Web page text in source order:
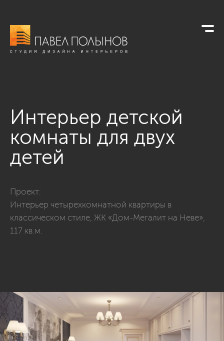
Интерьер детской
комнаты для двух
детей
Проект:
Интерьер четырехкомнатной квартиры в
классическом стиле, ЖК «Дом-Мегалит на Неве»,
117 кв.м.